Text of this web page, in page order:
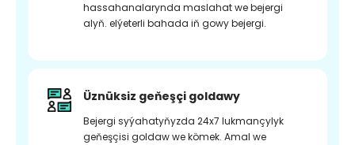
hassahanalarynda maslahat we bejergi
alyň. elýeterli bahada iň gowy bejergi.
Üznüksiz geňeşçi goldawy
Bejergi syýahatyňyzda 24x7 lukmançylyk
geňeşçisi goldaw we kömek. Amal we